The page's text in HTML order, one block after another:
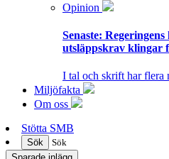
Opinion
Senaste:
utsläppskrav klingar
I tal och skrift har flera
Miljöfakta
Om oss
Stötta SMB
Sök
Sök